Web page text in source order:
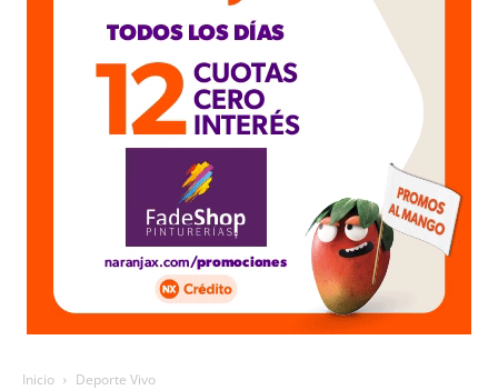
Inicio Deporte Vivo